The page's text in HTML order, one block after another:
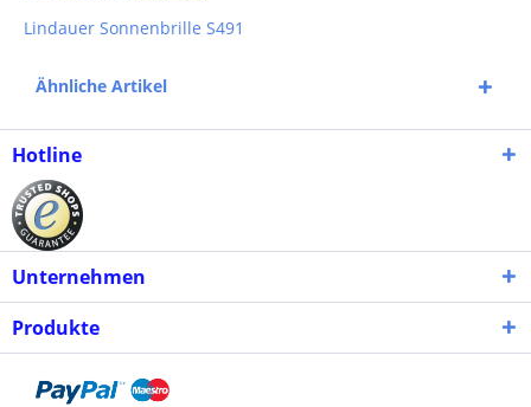
Lindauer Sonnenbrille S491
Ähnliche Artikel
Hotline
Unternehmen
Produkte